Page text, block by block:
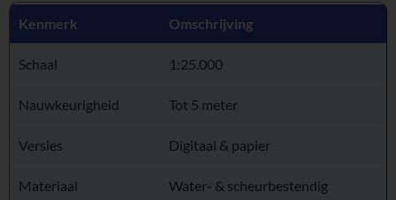
Kenmerk Omschrijving
Schaal 1:25.000
Nauwkeurigheid Tot 5 meter
Versies Digitaal & papier
Materiaal Water- & scheurbestendig